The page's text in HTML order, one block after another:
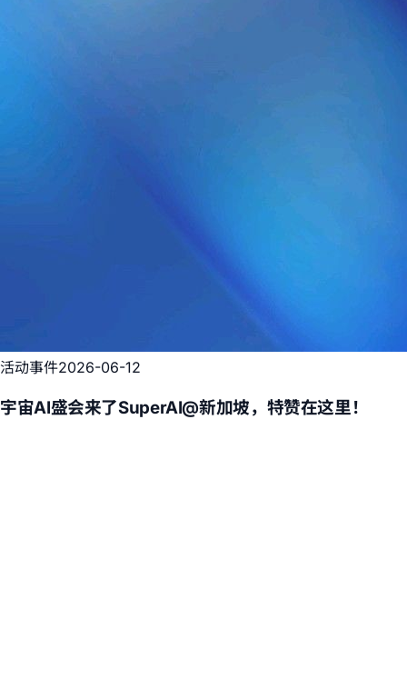
活动事件2026-06-12
宇宙AI盛会来了SuperAI@新加坡，特赞在这里！